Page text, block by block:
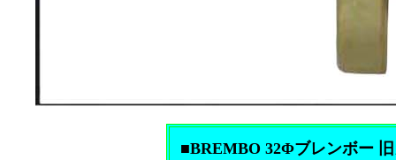
■BREMBO 32Φブレンボー